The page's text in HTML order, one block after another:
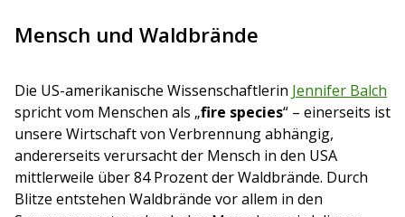
Mensch und Waldbrände
Die US-amerikanische Wissenschaftlerin Jennifer Balch
spricht vom Menschen als „fire species“ – einerseits ist
unsere Wirtschaft von Verbrennung abhängig,
andererseits verursacht der Mensch in den USA
mittlerweile über 84 Prozent der Waldbrände. Durch
Blitze entstehen Waldbrände vor allem in den